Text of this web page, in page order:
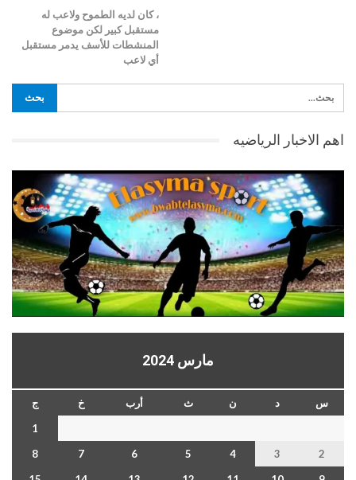
، كان لديه الطموح ولاعب له
مستقبل كبير لكن موضوع
المنشطات للأسف يدمر مستقبل
أي لاعب
اهم الاخبار الرياضيه
مارس 2024
س د ن ث أرب خ
ج
1
2
3
4
5
6
7
8